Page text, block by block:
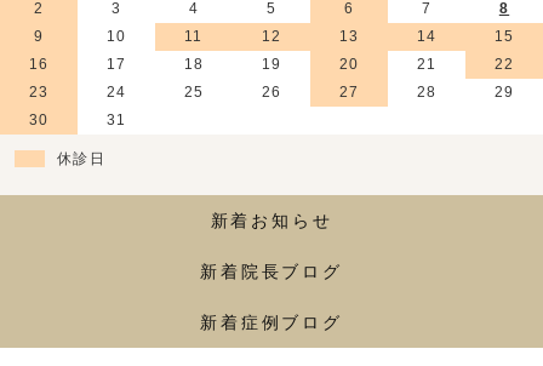
2
3 4 5 6 7
8
9
10 11 12 13 14
15
16
17 18 19 20 21
22
23
24 25 26 27 28
29
30
31
休診日
新着お知らせ
新着院長ブログ
新着症例ブログ